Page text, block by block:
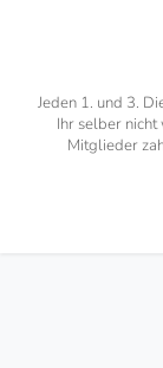
Jeden 1. und 3.
Ihr selber
Mitglieder